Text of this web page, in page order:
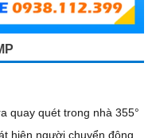
quay quét trong nhà 355°
hiện người chuyển động